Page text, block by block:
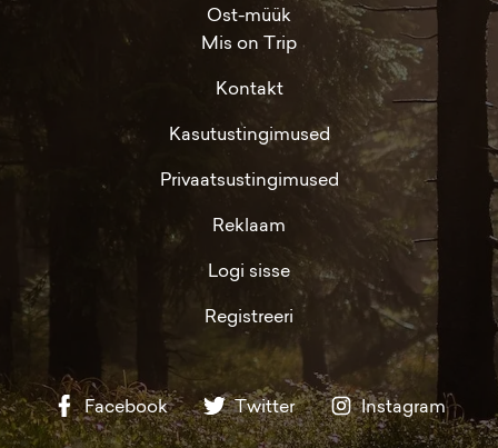
Ost-müük
Mis on Trip
Kontakt
Kasutustingimused
Privaatsustingimused
Reklaam
Logi sisse
Registreeri
Facebook Twitter Instagram